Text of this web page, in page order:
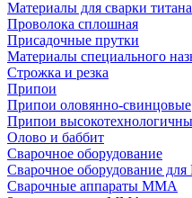
Материалы для сварки титана
Проволока сплошная
Присадочные прутки
Материалы специального
Строжка и резка
Припои
Припои оловянно-свинцовые
Припои
Олово и баббит
Сварочное оборудование
Сварочное оборудование
Сварочные аппараты MMA